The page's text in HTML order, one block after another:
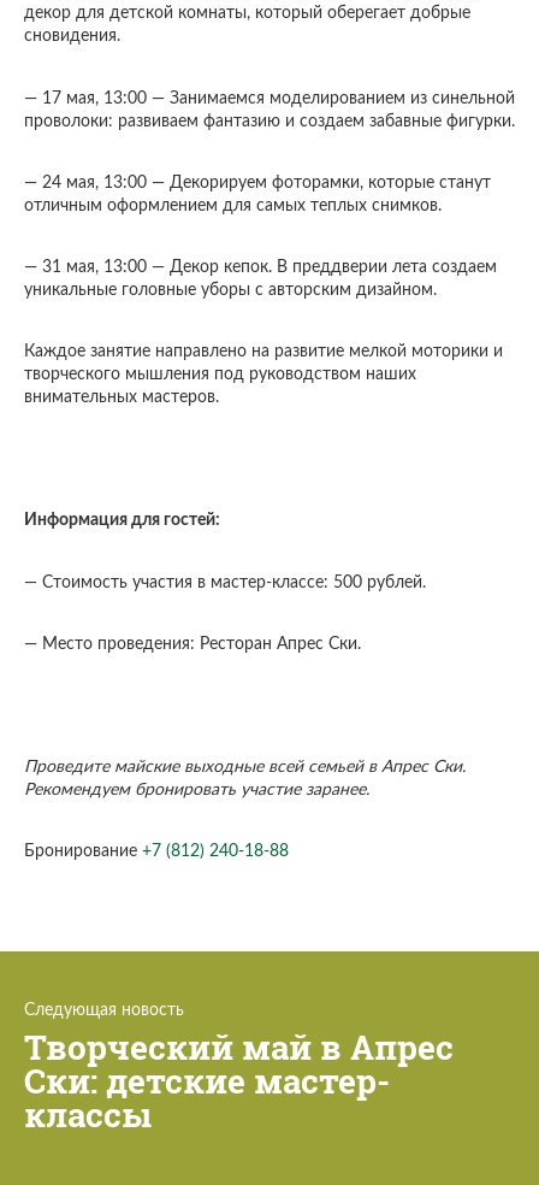
декор для детской комнаты, который оберегает добрые
сновидения.
— 17 мая, 13:00 — Занимаемся моделированием из синельной
проволоки: развиваем фантазию и создаем забавные фигурки.
— 24 мая, 13:00 — Декорируем фоторамки, которые станут
отличным оформлением для самых теплых снимков.
— 31 мая, 13:00 — Декор кепок. В преддверии лета создаем
уникальные головные уборы с авторским дизайном.
Каждое занятие направлено на развитие мелкой моторики и
творческого мышления под руководством наших
внимательных мастеров.
Информация для гостей:
— Стоимость участия в мастер-классе: 500 рублей.
— Место проведения: Ресторан Апрес Ски.
Проведите майские выходные всей семьей в Апрес Ски.
Рекомендуем бронировать участие заранее.
Бронирование +7 (812) 240-18-88
Следующая новость
Творческий май в Апрес
Ски: детские мастер-
классы